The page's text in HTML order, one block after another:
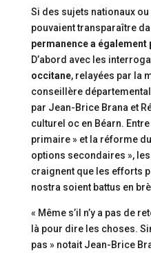
Si des sujets nationaux
pouvaient transparaître
permanence a également
D’abord avec les
occitane, relayées par la
conseillère
par Jean-Brice Brana et
culturel oc en Béarn.
primaire » et la réforme
options secondaires »,
craignent que les efforts
nostra soient battus en
« Même s’il n’y a pas de
là pour dire les choses.
pas » notait Jean-Brice